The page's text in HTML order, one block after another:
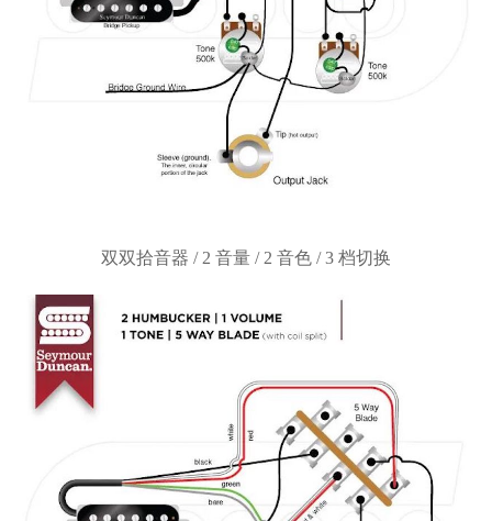
双双拾音器 / 2 音量 / 2 音色 / 3 档切换